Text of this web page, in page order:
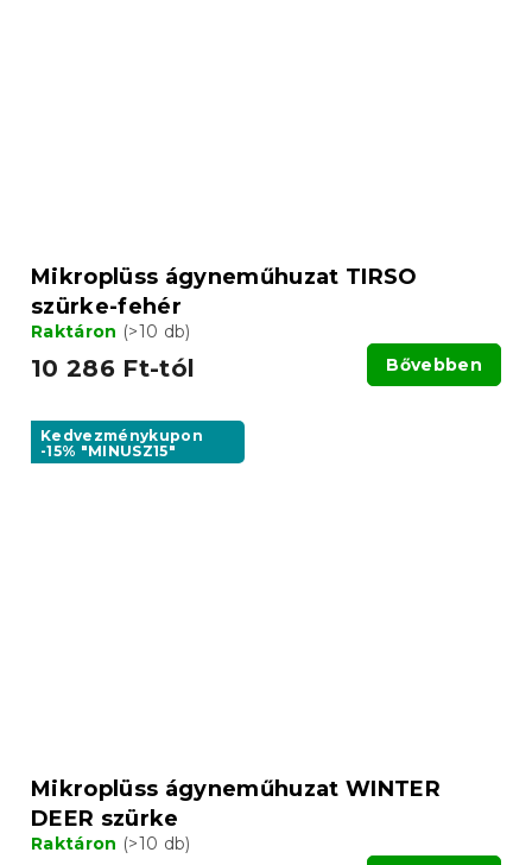
Mikroplüss ágyneműhuzat TIRSO
szürke-fehér
Raktáron (>10 db)
10 286 Ft-tól Bővebben
Kedvezménykupon
-15% "MINUSZ15"
Mikroplüss ágyneműhuzat WINTER
DEER szürke
Raktáron (>10 db)